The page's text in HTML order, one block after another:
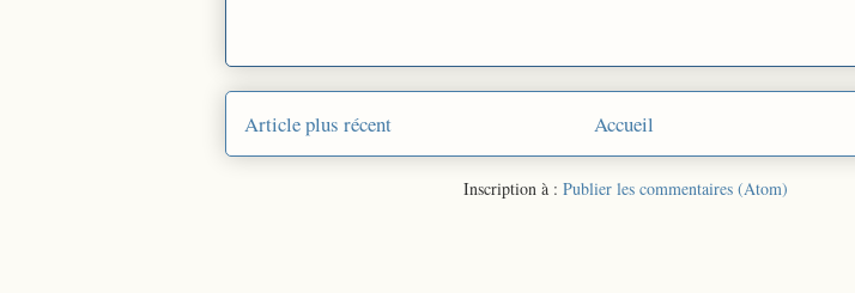
Article plus récent Accueil
Inscription à : Publier les commentaires (Atom)